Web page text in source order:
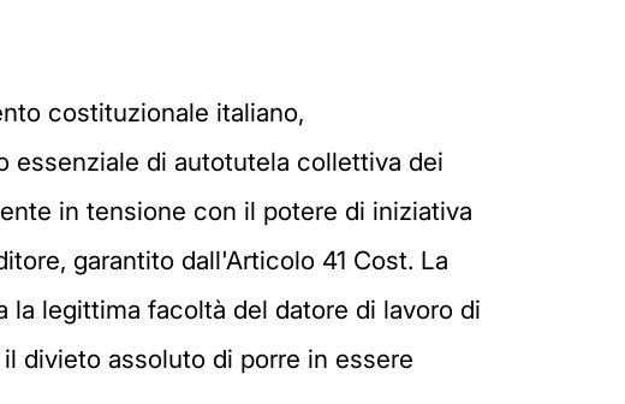
costituzionale italiano,
essenziale di autotutela collettiva dei
in tensione con il potere di iniziativa
garantito dall'Articolo 41 Cost. La
legittima facoltà del datore di lavoro di
divieto assoluto di porre in essere